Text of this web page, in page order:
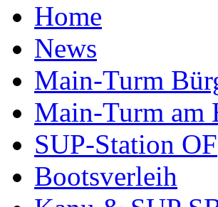
Home
News
Main-Turm
Main-Turm am
SUP-Station OF
Bootsverleih